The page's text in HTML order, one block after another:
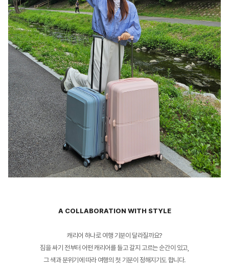
A COLLABORATION WITH STYLE
캐리어 하나로 여행 기분이 달라질까요?
짐을 싸기 전부터 어떤 캐리어를 들고 갈지 고르는 순간이 있고,
그 색과 분위기에 따라 여행의 첫 기분이 정해지기도 합니다.